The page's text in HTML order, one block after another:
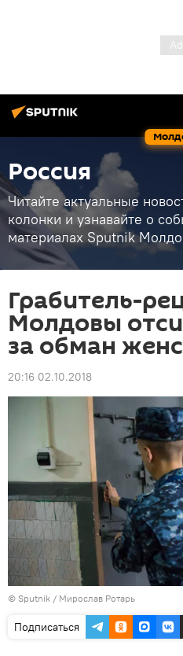
Россия
Читайте актуальные
колонки и узнавайте о
материалах Sputnik
Грабитель-
Молдовы
за обман
20:16 02.10.2018
© Sputnik / Мирослав Ротарь
Подписаться